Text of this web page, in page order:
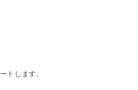
トします。